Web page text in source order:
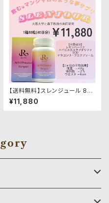
【送料無料】スレンジュール 80
粒40日分
¥11,880